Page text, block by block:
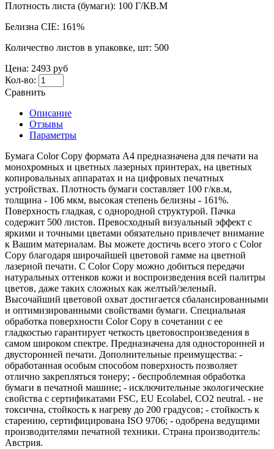
Плотность листа (бумаги): 100 Г/КВ.М
Белизна CIE: 161%
Количество листов в упаковке, шт: 500
Цена: 2493 руб
Кол-во:
Сравнить
Описание
Отзывы
Параметры
Бумага Color Copy формата А4 предназначена для печати на
монохромных и цветных лазерных принтерах, на цветных
копировальных аппаратах и на цифровых печатных
устройствах. Плотность бумаги составляет 100 г/кв.м,
толщина - 106 мкм, высокая степень белизны - 161%.
Поверхность гладкая, с однородной структурой. Пачка
содержит 500 листов. Превосходный визуальный эффект с
яркими и точными цветами обязательно привлечет внимание
к Вашим материалам. Вы можете достичь всего этого с Color
Copy благодаря широчайшей цветовой гамме на цветной
лазерной печати. С Color Copy можно добиться передачи
натуральных оттенков кожи и воспроизведения всей палитры
цветов, даже таких сложных как желтый/зеленый.
Высочайший цветовой охват достигается сбалансированными
и оптимизированными свойствами бумаги. Специальная
обработка поверхности Color Copy в сочетании с ее
гладкостью гарантирует четкость цветовоспроизведения в
самом широком спектре. Предназначена для односторонней и
двусторонней печати. Дополнительные преимущества: -
обработанная особым способом поверхность позволяет
отлично закрепляться тонеру; - беспроблемная обработка
бумаги в печатной машине; - исключительные экологические
свойства с сертификатами FSC, EU Ecolabel, CO2 neutral. - не
токсична, стойкость к нагреву до 200 градусов; - стойкость к
старению, сертифицирована ISO 9706; - одобрена ведущими
производителями печатной техники. Cтрана производитель:
Австрия.